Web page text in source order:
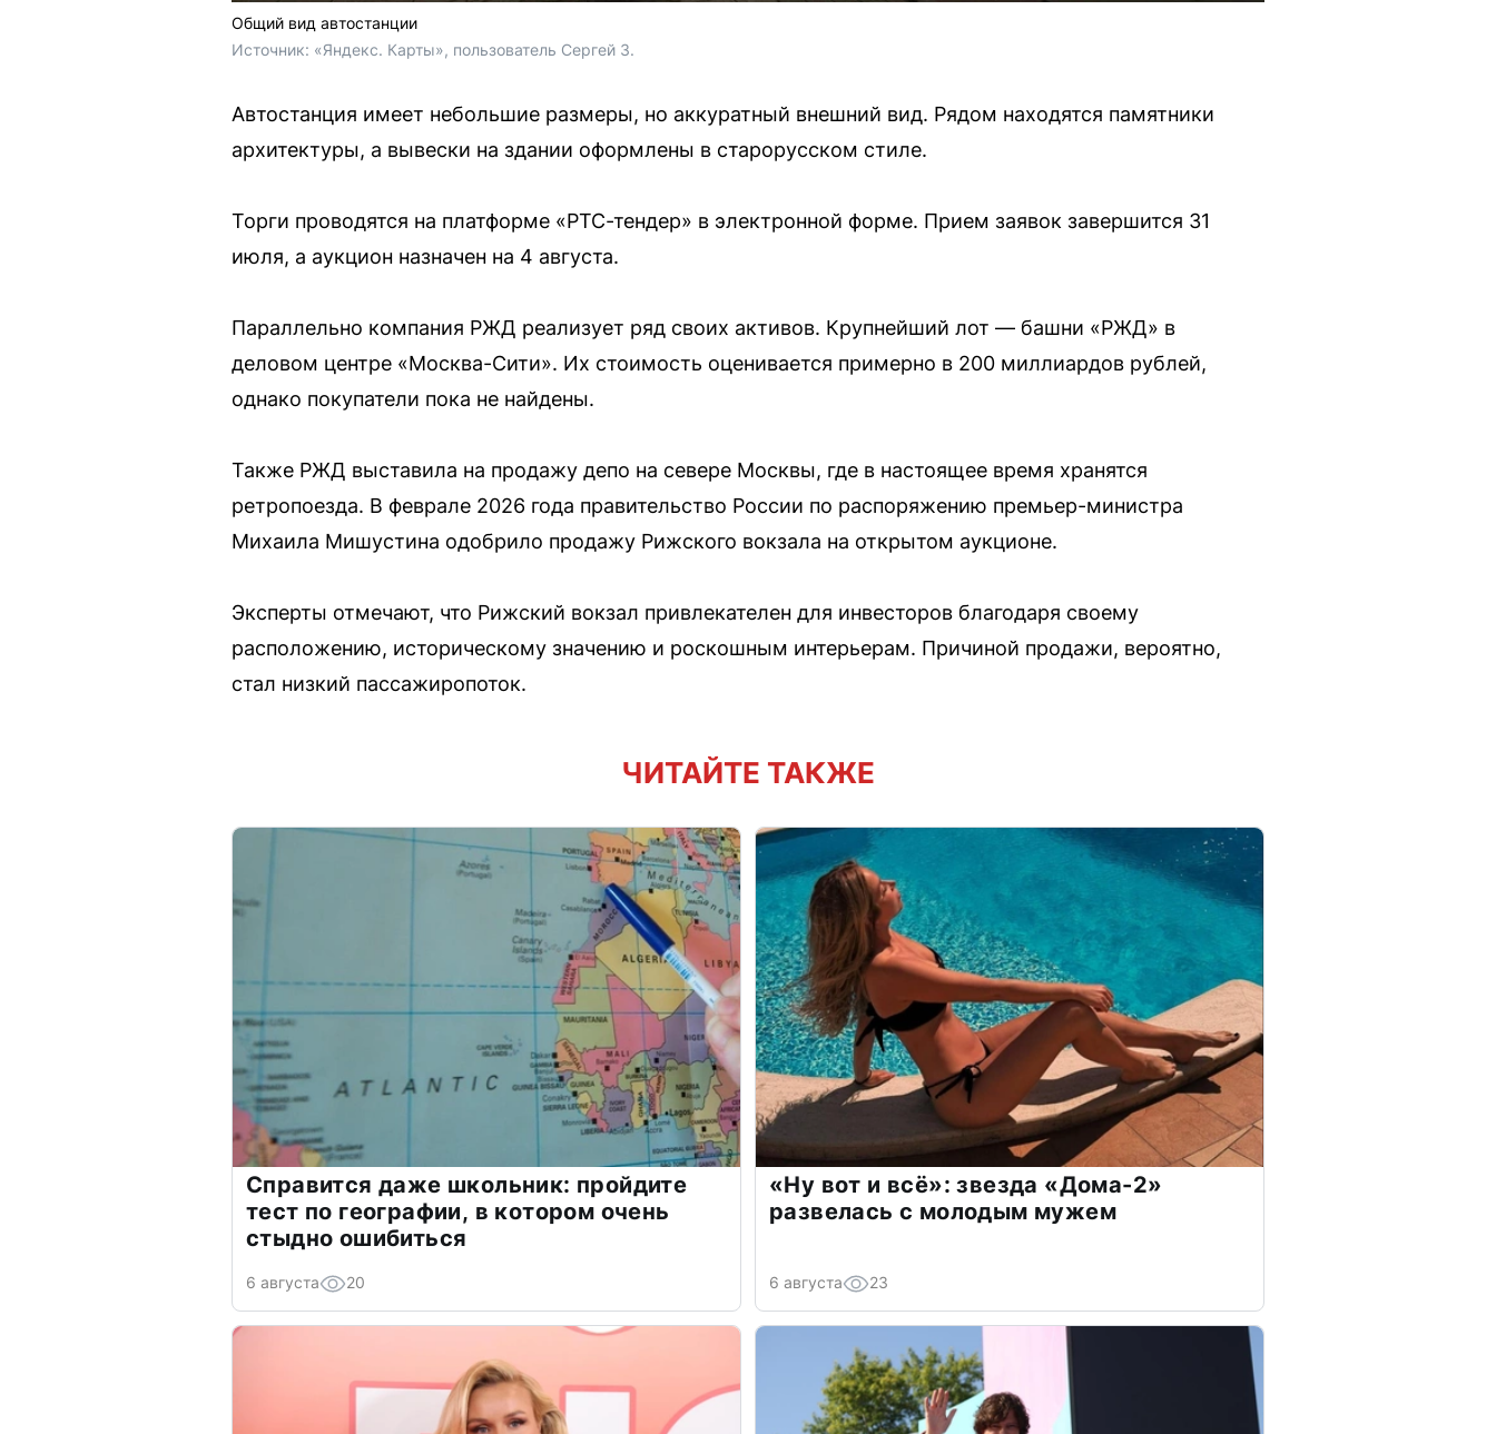
Общий вид автостанции
Источник: «Яндекс. Карты», пользователь Сергей З.
Автостанция имеет небольшие размеры, но аккуратный внешний вид. Рядом находятся памятники
архитектуры, а вывески на здании оформлены в старорусском стиле.
Торги проводятся на платформе «РТС-тендер» в электронной форме. Прием заявок завершится 31
июля, а аукцион назначен на 4 августа.
Параллельно компания РЖД реализует ряд своих активов. Крупнейший лот — башни «РЖД» в
деловом центре «Москва-Сити». Их стоимость оценивается примерно в 200 миллиардов рублей,
однако покупатели пока не найдены.
Также РЖД выставила на продажу депо на севере Москвы, где в настоящее время хранятся
ретропоезда. В феврале 2026 года правительство России по распоряжению премьер-министра
Михаила Мишустина одобрило продажу Рижского вокзала на открытом аукционе.
Эксперты отмечают, что Рижский вокзал привлекателен для инвесторов благодаря своему
расположению, историческому значению и роскошным интерьерам. Причиной продажи, вероятно,
стал низкий пассажиропоток.
ЧИТАЙТЕ ТАКЖЕ
Справится даже школьник: пройдите
тест по географии, в котором очень
стыдно ошибиться
6 августа 20
«Ну вот и всё»: звезда «Дома-2»
развелась с молодым мужем
6 августа 23